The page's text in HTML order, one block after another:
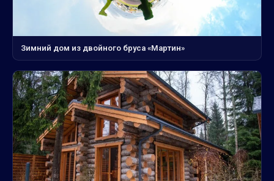
Зимний дом из двойного бруса «Мартин»